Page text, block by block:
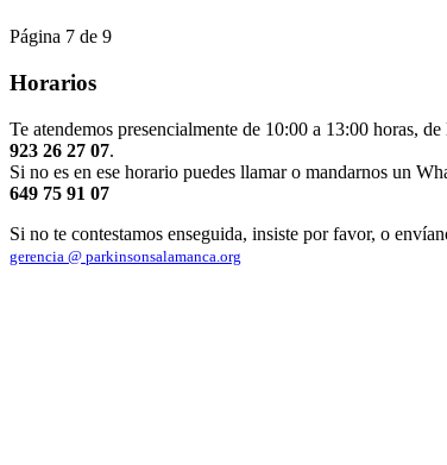
Página 7 de 9
Horarios
Te atendemos presencialmente de 10:00 a 13:00 horas,
923 26 27 07.
Si no es en ese horario puedes llamar o mandarnos un
649 75 91 07
Si no te contestamos enseguida, insiste por favor, o
gerencia @ parkinsonsalamanca.org